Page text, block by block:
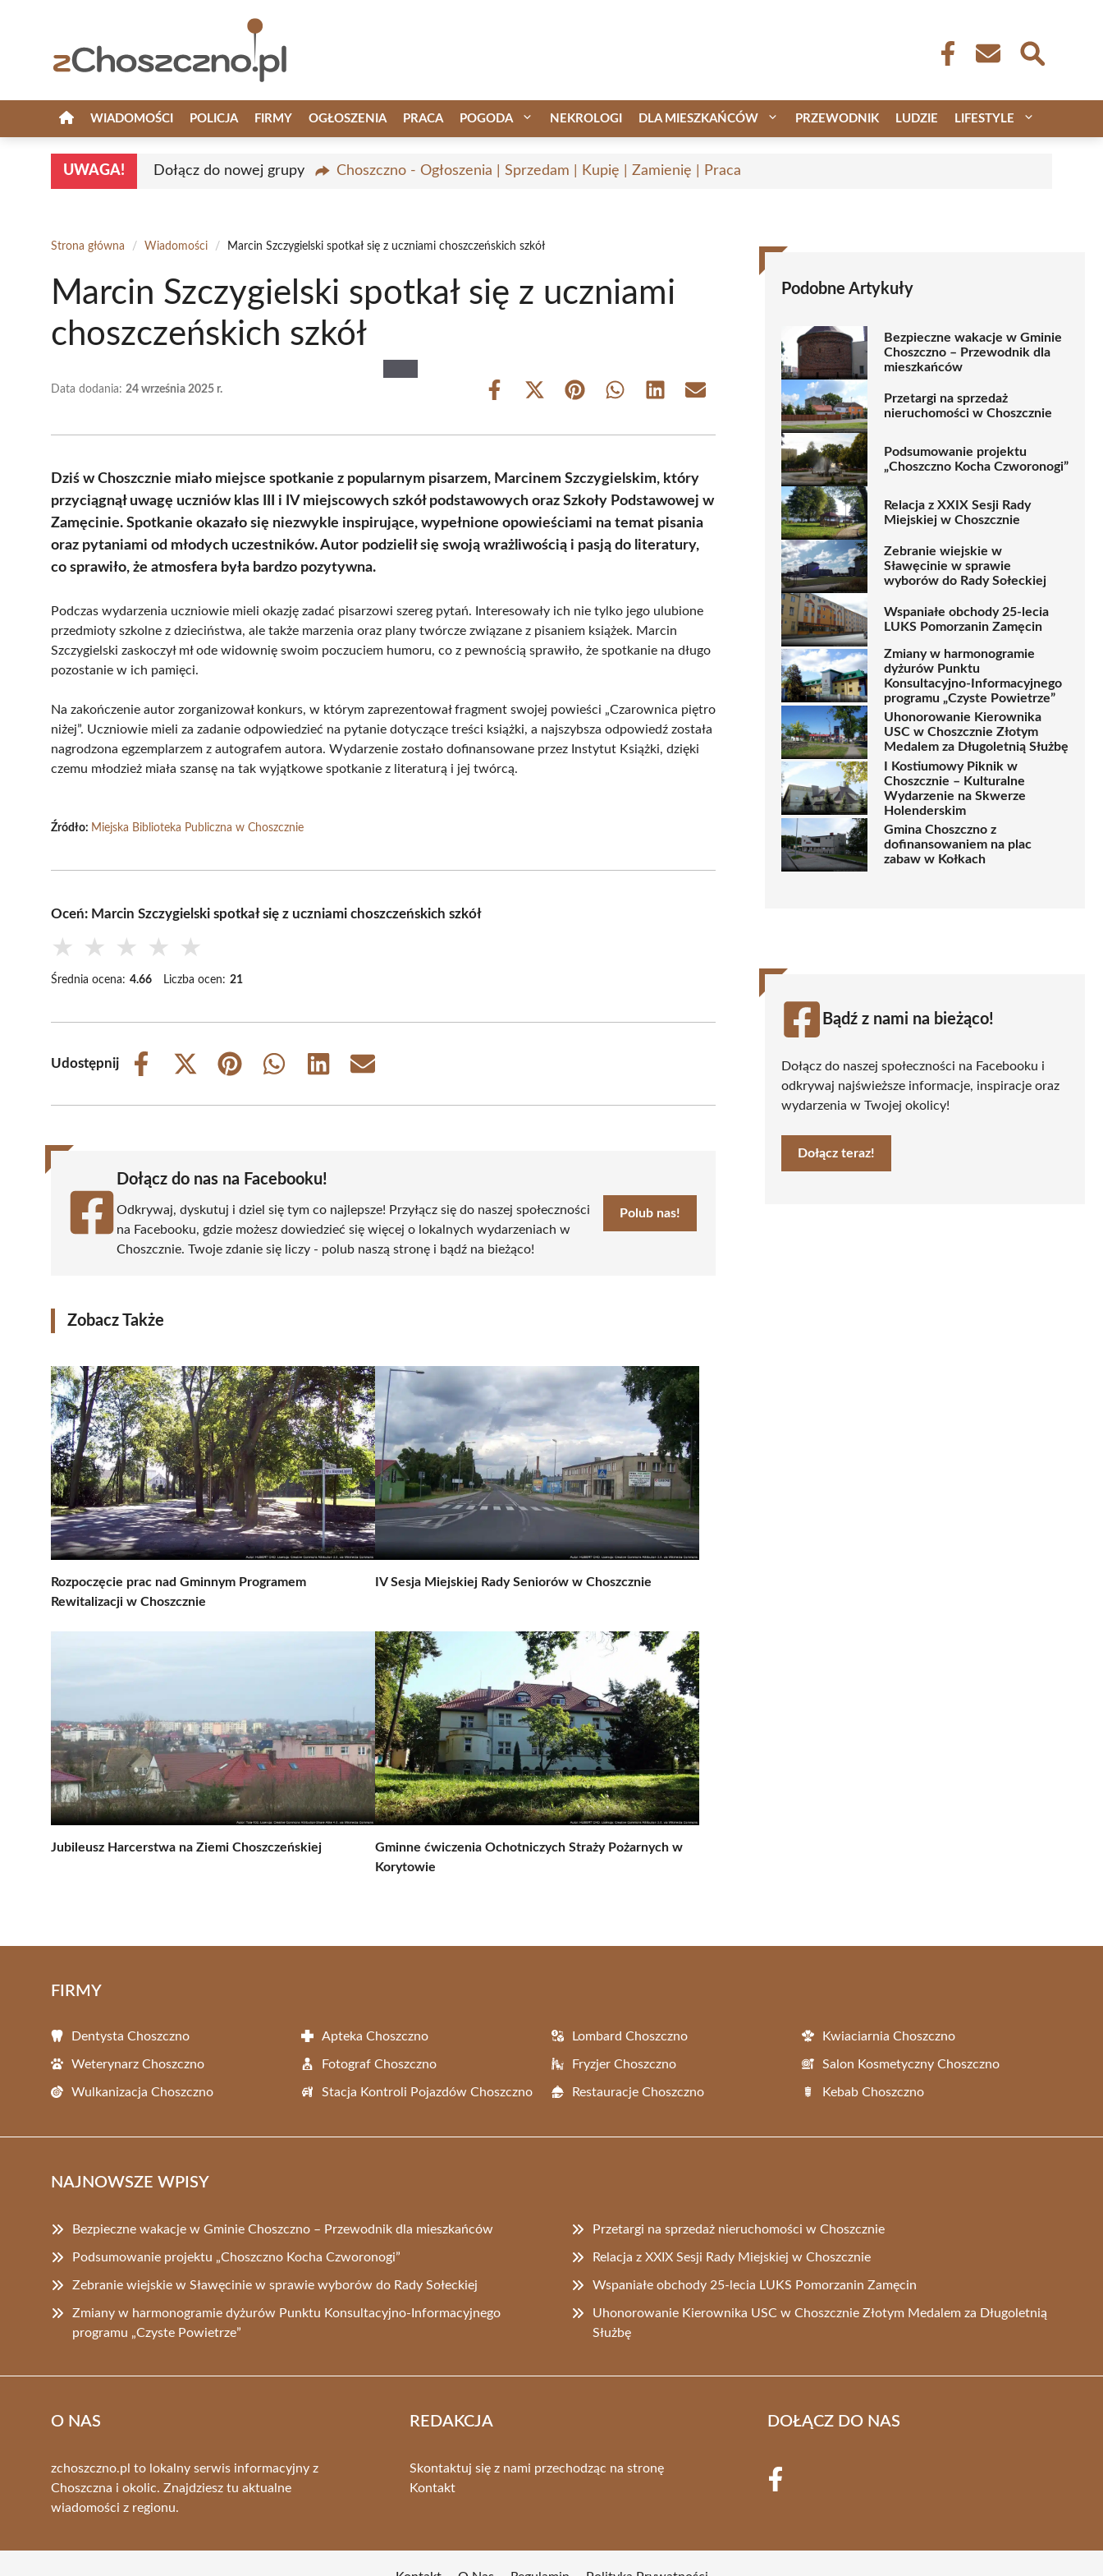
WIADOMOŚCI POLICJA FIRMY OGŁOSZENIA PRACA POGODA NEKROLOGI DLA MIESZKAŃCÓW PRZEWODNIK LUDZIE LIFESTYLE
UWAGA! Dołącz do nowej grupy Choszczno - Ogłoszenia | Sprzedam | Kupię | Zamienię | Praca
Strona główna / Wiadomości / Marcin Szczygielski spotkał się z uczniami choszczeńskich szkół
Marcin Szczygielski spotkał się z uczniami
choszczeńskich szkół
Data dodania: 24 września 2025 r.
Share
Share
(Twitter)
Share Share Share Share
Dziś w Choszcznie miało miejsce spotkanie z popularnym pisarzem, Marcinem Szczygielskim, który
przyciągnął uwagę uczniów klas III i IV miejscowych szkół podstawowych oraz Szkoły Podstawowej w
Zamęcinie. Spotkanie okazało się niezwykle inspirujące, wypełnione opowieściami na temat pisania
oraz pytaniami od młodych uczestników. Autor podzielił się swoją wrażliwością i pasją do literatury,
co sprawiło, że atmosfera była bardzo pozytywna.
Podczas wydarzenia uczniowie mieli okazję zadać pisarzowi szereg pytań. Interesowały ich nie tylko jego ulubione
przedmioty szkolne z dzieciństwa, ale także marzenia oraz plany twórcze związane z pisaniem książek. Marcin
Szczygielski zaskoczył mł ode widownię swoim poczuciem humoru, co z pewnością sprawiło, że spotkanie na długo
pozostanie w ich pamięci.
Na zakończenie autor zorganizował konkurs, w którym zaprezentował fragment swojej powieści „Czarownica piętro
niżej”. Uczniowie mieli za zadanie odpowiedzieć na pytanie dotyczące treści książki, a najszybsza odpowiedź została
nagrodzona egzemplarzem z autografem autora. Wydarzenie zostało dofinansowane przez Instytut Książki, dzięki
czemu młodzież miała szansę na tak wyjątkowe spotkanie z literaturą i jej twórcą.
Źródło: Miejska Biblioteka Publiczna w Choszcznie
Oceń: Marcin Szczygielski spotkał się z uczniami choszczeńskich szkół
★ ★ ★ ★ ★
Średnia ocena: 4.66 Liczba ocen: 21
Udostępnij
Share
Share
(Twitter)
Share
Share
Share
Share
Dołącz do nas na Facebooku!
Odkrywaj, dyskutuj i dziel się tym co najlepsze! Przyłącz się do naszej społeczności
na Facebooku, gdzie możesz dowiedzieć się więcej o lokalnych wydarzeniach w
Choszcznie. Twoje zdanie się liczy - polub naszą stronę i bądź na bieżąco!
Polub nas!
Zobacz Także
Rozpoczęcie prac nad Gminnym Programem
Rewitalizacji w Choszcznie
IV Sesja Miejskiej Rady Seniorów w Choszcznie
Jubileusz Harcerstwa na Ziemi Choszczeńskiej
Gminne ćwiczenia Ochotniczych Straży Pożarnych w
Korytowie
Podobne Artykuły
Bezpieczne wakacje w Gminie
Choszczno – Przewodnik dla
mieszkańców
Przetargi na sprzedaż
nieruchomości w Choszcznie
Podsumowanie projektu
„Choszczno Kocha Czworonogi”
Relacja z XXIX Sesji Rady
Miejskiej w Choszcznie
Zebranie wiejskie w
Sławęcinie w sprawie
wyborów do Rady Sołeckiej
Wspaniałe obchody 25-lecia
LUKS Pomorzanin Zamęcin
Zmiany w harmonogramie
dyżurów Punktu
Konsultacyjno-Informacyjnego
programu „Czyste Powietrze”
Uhonorowanie Kierownika
USC w Choszcznie Złotym
Medalem za Długoletnią Służbę
I Kostiumowy Piknik w
Choszcznie – Kulturalne
Wydarzenie na Skwerze
Holenderskim
Gmina Choszczno z
dofinansowaniem na plac
zabaw w Kołkach
Bądź z nami na bieżąco!
Dołącz do naszej społeczności na Facebooku i
odkrywaj najświeższe informacje, inspiracje oraz
wydarzenia w Twojej okolicy!
Dołącz teraz!
FIRMY
Dentysta Choszczno Apteka Choszczno Lombard Choszczno Kwiaciarnia Choszczno
Weterynarz Choszczno Fotograf Choszczno Fryzjer Choszczno Salon Kosmetyczny Choszczno
Wulkanizacja Choszczno Stacja Kontroli Pojazdów Choszczno Restauracje Choszczno Kebab Choszczno
NAJNOWSZE WPISY
Bezpieczne wakacje w Gminie Choszczno – Przewodnik dla mieszkańców Przetargi na sprzedaż nieruchomości w Choszcznie
Podsumowanie projektu „Choszczno Kocha Czworonogi” Relacja z XXIX Sesji Rady Miejskiej w Choszcznie
Zebranie wiejskie w Sławęcinie w sprawie wyborów do Rady Sołeckiej Wspaniałe obchody 25-lecia LUKS Pomorzanin Zamęcin
Zmiany w harmonogramie dyżurów Punktu Konsultacyjno-Informacyjnego
programu „Czyste Powietrze”
Uhonorowanie Kierownika USC w Choszcznie Złotym Medalem za Długoletnią
Służbę
O NAS
zchoszczno.pl to lokalny serwis informacyjny z
Choszczna i okolic. Znajdziesz tu aktualne
wiadomości z regionu.
REDAKCJA
Skontaktuj się z nami przechodząc na stronę
Kontakt
DOŁĄCZ DO NAS